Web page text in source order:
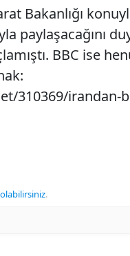
Bakanlığı
paylaşacağını
BBC ise
310369/irandan-
.